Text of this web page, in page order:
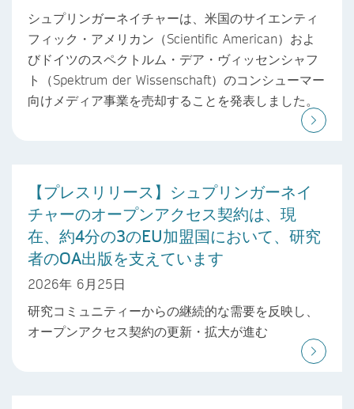
シュプリンガーネイチャーは、米国のサイエンティ
フィック・アメリカン（Scientific American）およ
びドイツのスペクトルム・デア・ヴィッセンシャフ
ト（Spektrum der Wissenschaft）のコンシューマー
向けメディア事業を売却することを発表しました。
【プレスリリース】シュプリンガーネイ
チャーのオープンアクセス契約は、現
在、約4分の3のEU加盟国において、研究
者のOA出版を支えています
2026年 6月25日
研究コミュニティーからの継続的な需要を反映し、
オープンアクセス契約の更新・拡大が進む